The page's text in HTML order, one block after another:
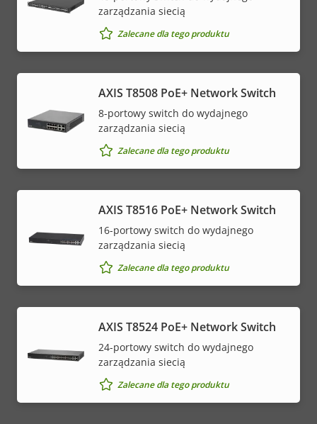
zarządzania siecią
Zalecane dla tego produktu
AXIS T8508 PoE+ Network Switch
8-portowy switch do wydajnego
zarządzania siecią
Zalecane dla tego produktu
AXIS T8516 PoE+ Network Switch
16-portowy switch do wydajnego
zarządzania siecią
Zalecane dla tego produktu
AXIS T8524 PoE+ Network Switch
24-portowy switch do wydajnego
zarządzania siecią
Zalecane dla tego produktu